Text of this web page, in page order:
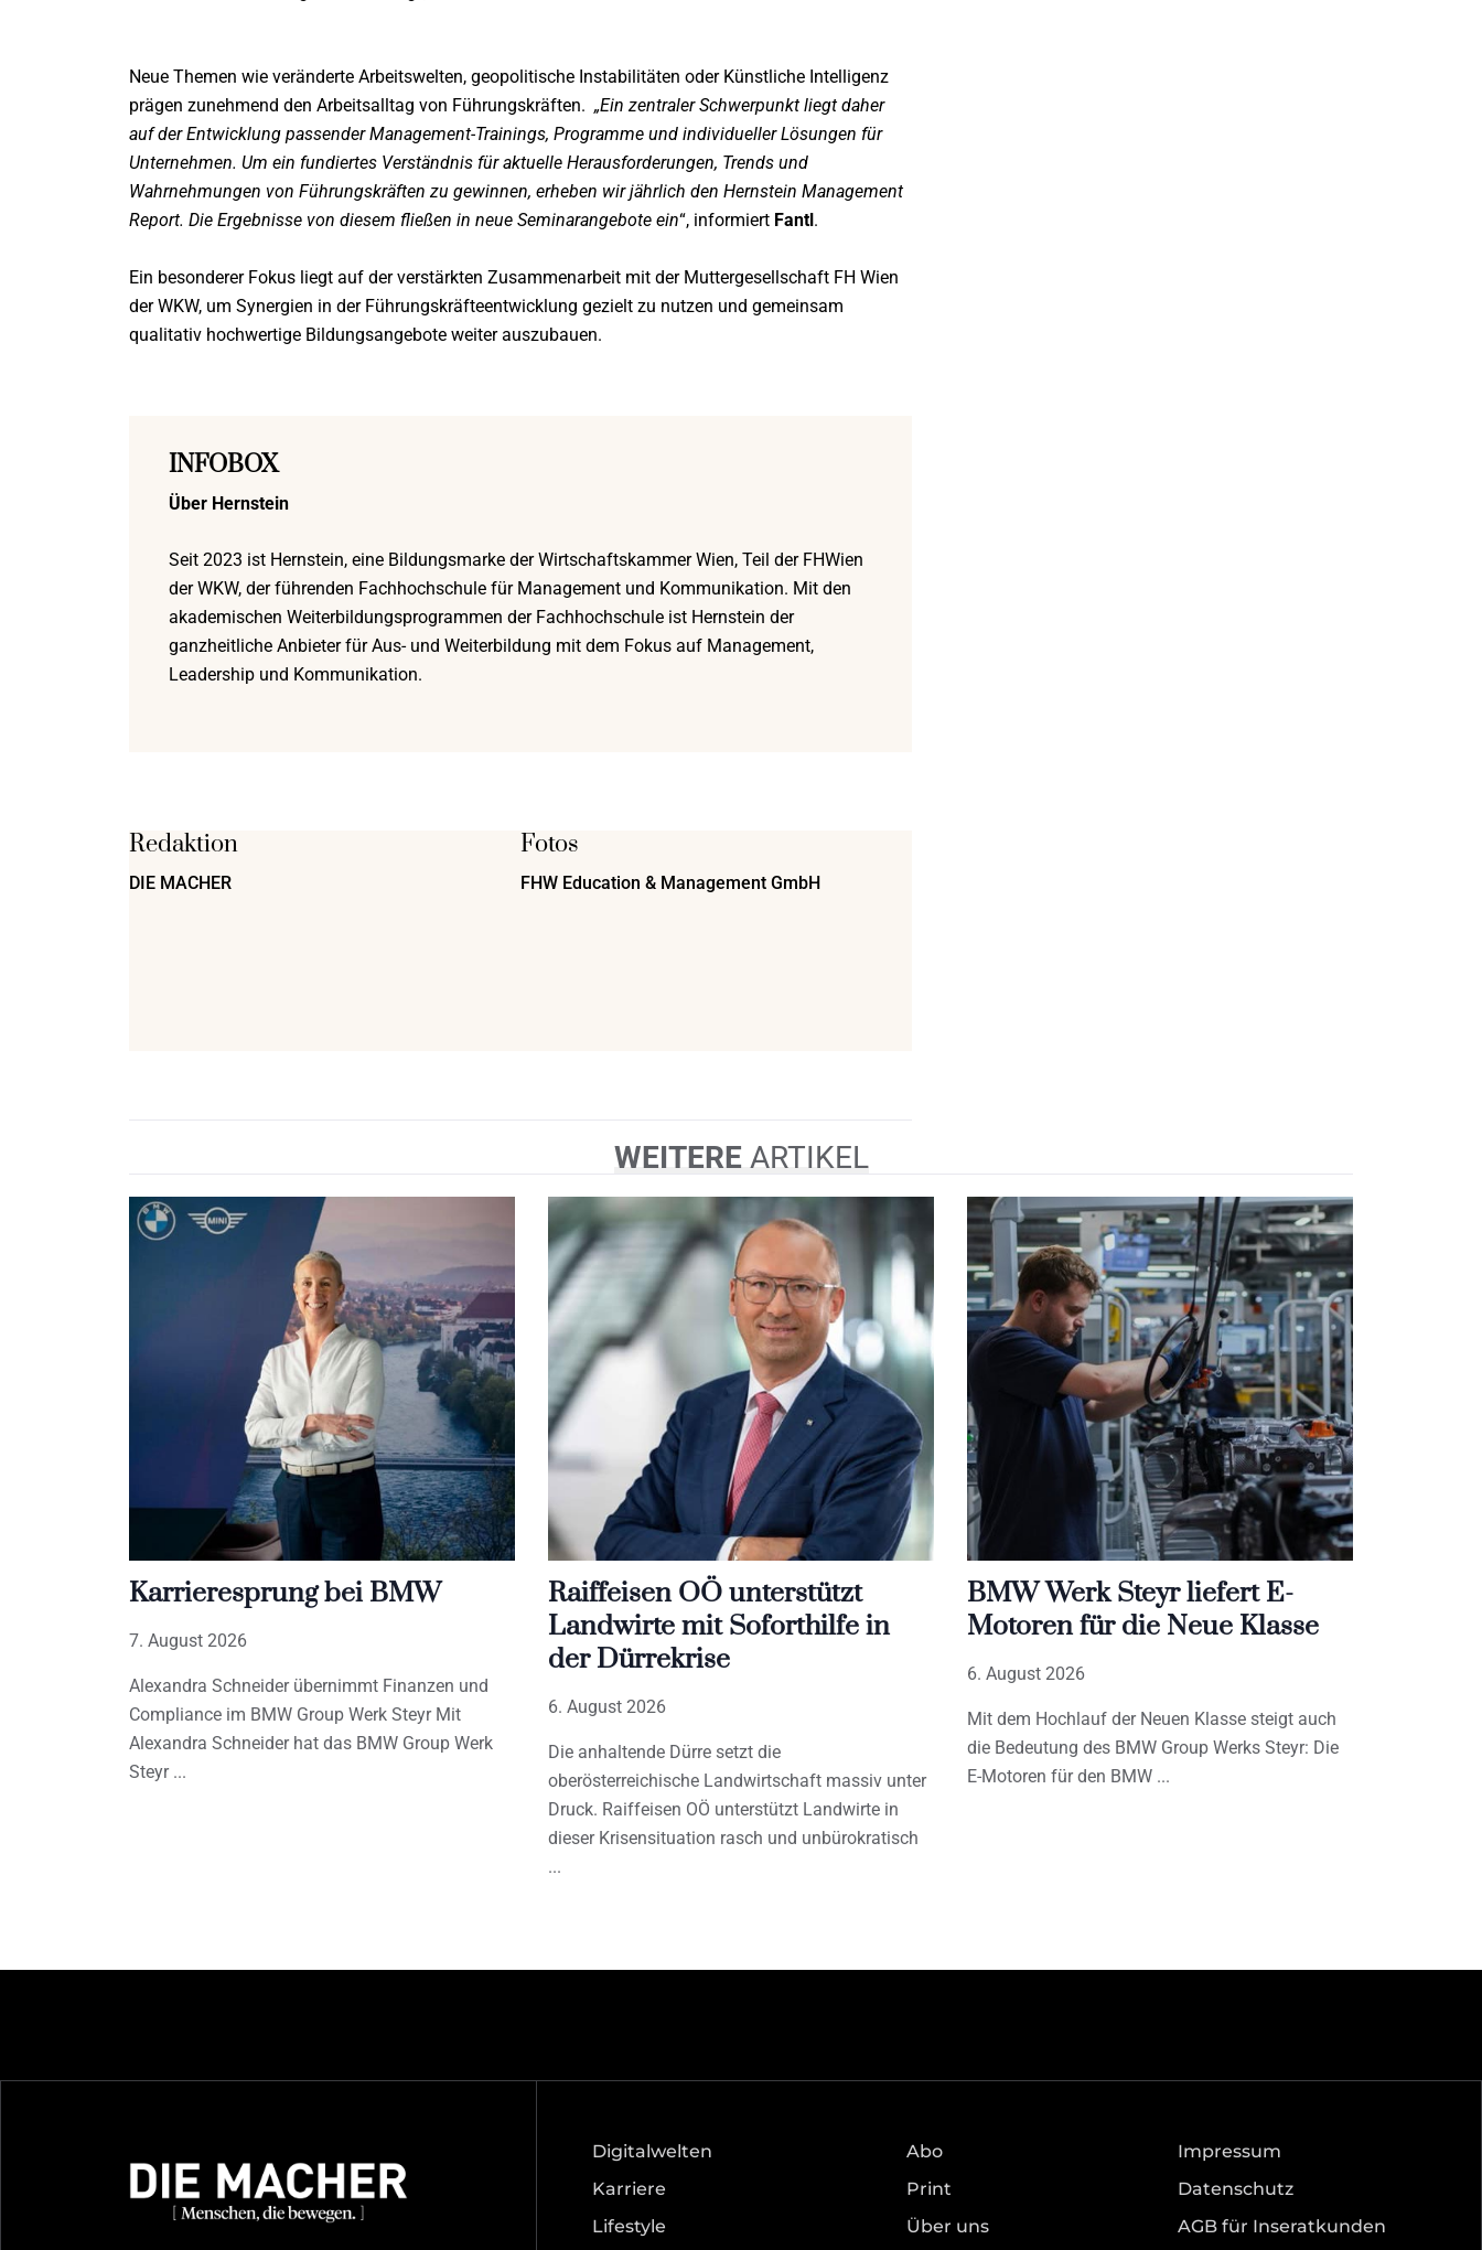
Neue Themen wie veränderte Arbeitswelten, geopolitische Instabilitäten oder Künstliche Intelligenz
prägen zunehmend den Arbeitsalltag von Führungskräften. „Ein zentraler Schwerpunkt liegt daher
auf der Entwicklung passender Management-Trainings, Programme und individueller Lösungen für
Unternehmen. Um ein fundiertes Verständnis für aktuelle Herausforderungen, Trends und
Wahrnehmungen von Führungskräften zu gewinnen, erheben wir jährlich den Hernstein Management
Report. Die Ergebnisse von diesem fließen in neue Seminarangebote ein“, informiert Fantl.
Ein besonderer Fokus liegt auf der verstärkten Zusammenarbeit mit der Muttergesellschaft FH Wien
der WKW, um Synergien in der Führungskräfteentwicklung gezielt zu nutzen und gemeinsam
qualitativ hochwertige Bildungsangebote weiter auszubauen.
INFOBOX
Über Hernstein
Seit 2023 ist Hernstein, eine Bildungsmarke der Wirtschaftskammer Wien, Teil der FHWien
der WKW, der führenden Fachhochschule für Management und Kommunikation. Mit den
akademischen Weiterbildungsprogrammen der Fachhochschule ist Hernstein der
ganzheitliche Anbieter für Aus- und Weiterbildung mit dem Fokus auf Management,
Leadership und Kommunikation.
Redaktion
DIE MACHER
Fotos
FHW Education & Management GmbH
WEITEREARTIKEL
Karrieresprung bei BMW
7. August 2026
Alexandra Schneider übernimmt Finanzen und
Compliance im BMW Group Werk Steyr Mit
Alexandra Schneider hat das BMW Group Werk
Steyr
Raiffeisen OÖ unterstützt
Landwirte mit Soforthilfe in
der Dürrekrise
6. August 2026
Die anhaltende Dürre setzt die
oberösterreichische Landwirtschaft massiv unter
Druck. Raiffeisen OÖ unterstützt Landwirte in
dieser Krisensituation rasch und unbürokratisch
BMW Werk Steyr liefert E-
Motoren für die Neue Klasse
6. August 2026
Mit dem Hochlauf der Neuen Klasse steigt auch
die Bedeutung des BMW Group Werks Steyr: Die
E-Motoren für den BMW
Digitalwelten
Karriere
Lifestyle
Abo
Print
Über uns
Impressum
Datenschutz
AGB für Inseratkunden